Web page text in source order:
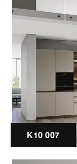
K10 007